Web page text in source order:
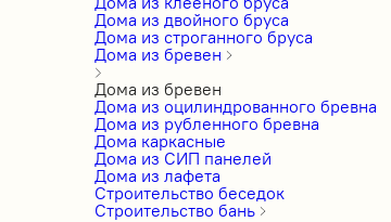
Дома из двойного бруса
Дома из строганного бруса
Дома из бревен
Дома из бревен
Дома из оцилиндрованного бревна
Дома из рубленного бревна
Дома каркасные
Дома из СИП панелей
Дома из лафета
Строительство беседок
Строительство бань